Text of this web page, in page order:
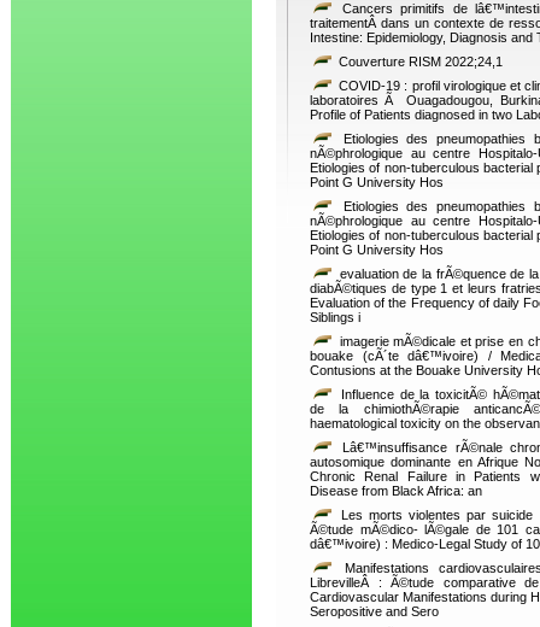
Cancers primitifs de
traitementÂ dans un contexte de
Intestine: Epidemiology, Diagnosis
Couverture RISM 2022;24,1
COVID-19 : profil virologique et
laboratoires Ã Ouagadougou,
Profile of Patients diagnosed in two
Etiologies des pneumopathies
nÃ©phrologique au centre
Etiologies of non-tuberculous bacterial
Point G University Hos
Etiologies des pneumopathies
nÃ©phrologique au centre
Etiologies of non-tuberculous bacterial
Point G University Hos
evaluation de la frÃ©quence de
diabÃ©tiques de type 1 et leurs
Evaluation of the Frequency of daily
Siblings i
imagerie mÃ©dicale et prise en
bouake (cÃ´te dâ€™ivoire) /
Contusions at the Bouake University
Influence de la toxicitÃ©
de la chimiothÃ©rapie
haematological toxicity on the
Lâ€™insuffisance rÃ©nale
autosomique dominante en Afrique
Chronic Renal Failure in Patients
Disease from Black Africa: an
Les morts violentes par
Ã©tude mÃ©dico- lÃ©gale de 101
dâ€™ivoire) : Medico-Legal Study of
Manifestations
LibrevilleÂ : Ã©tude comparative
Cardiovascular Manifestations during
Seropositive and Sero